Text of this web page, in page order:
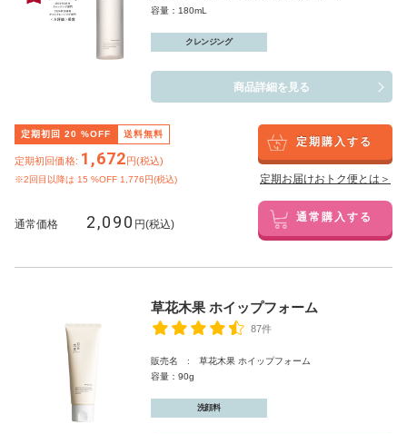
容量：180mL
クレンジング
商品詳細を見る
定期初回 20 %OFF 送料無料
定期初回価格: 1,672円(税込)
※2回目以降は 15 %OFF 1,776円(税込)
定期購入する
定期お届けおトク便とは＞
通常価格 2,090 円(税込) 通常購入する
草花木果 ホイップフォーム
87件
販売名 : 草花木果 ホイップフォーム
容量：90g
洗顔料